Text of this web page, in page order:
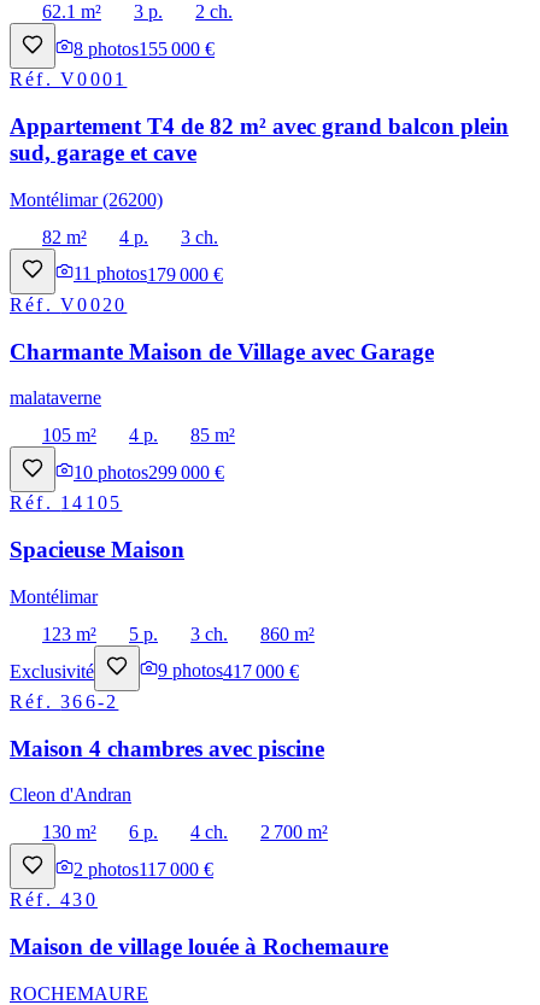
62.1 m²
3 p.
2 ch.
8 photos155 000 €
Réf.V0001
Appartement T4 de 82 m² avec grand balcon plein
sud, garage et cave
Montélimar (26200)
82 m²
4 p.
3 ch.
11 photos179 000 €
Réf.V0020
Charmante Maison de Village avec Garage
malataverne
105 m²
4 p.
85 m²
10 photos299 000 €
Réf. 14105
Spacieuse Maison
Montélimar
123 m²
5 p. 3 ch.
860 m²
Exclusivité
9 photos417 000 €
Réf.366-2
Maison 4 chambres avec piscine
Cleon d'Andran
130 m²
6 p. 4 ch.
2 700 m²
2 photos117 000 €
Réf.430
Maison de village louée à Rochemaure
ROCHEMAURE